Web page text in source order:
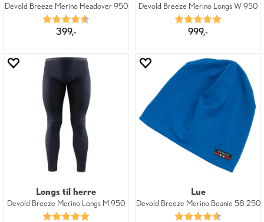
Devold Breeze Merino Headover 950
Karakter:
399,-
Devold Breeze Merino Longs W 950
Karakter:
999,-
Longs til herre
Devold Breeze Merino Longs M 950
Karakter:
Lue
Devold Breeze Merino Beanie 58 250
Karakter: